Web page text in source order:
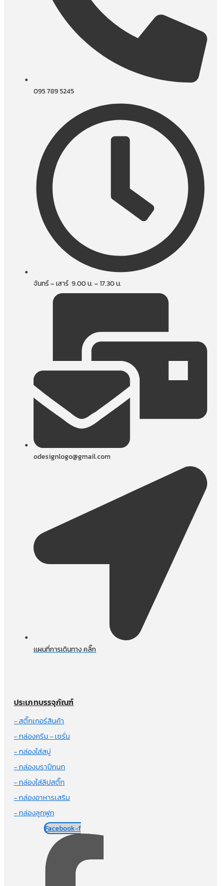
095 789 5245
จันทร์ – เสาร์ 9.00 น. – 17.30 น.
odesignlogo@gmail.com
เเผนที่การเดินทาง คลิ๊ก
ประเภทบรรจุภัณฑ์
- สติ๊กเกอร์สินค้า
- กล่องครีม - เซรั่ม
- กล่องใส่สบู่
- กล่องบราปีกนก
- กล่องใส่ลิปสติ๊ก
- กล่องอาหารเสริม
- กล่องลูกฟูก
Facebook-f